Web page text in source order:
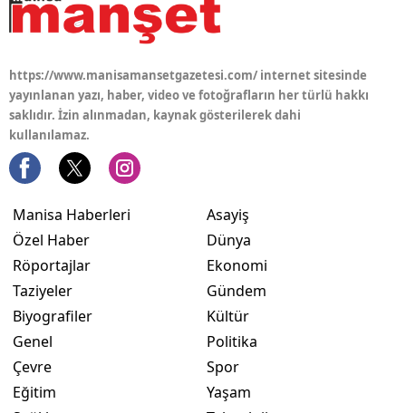
https://www.manisamansetgazetesi.com/ internet sitesinde
yayınlanan yazı, haber, video ve fotoğrafların her türlü hakkı
saklıdır. İzin alınmadan, kaynak gösterilerek dahi
kullanılamaz.
Manisa Haberleri
Özel Haber
Röportajlar
Taziyeler
Biyografiler
Genel
Çevre
Eğitim
Asayiş
Dünya
Ekonomi
Gündem
Kültür
Politika
Spor
Yaşam